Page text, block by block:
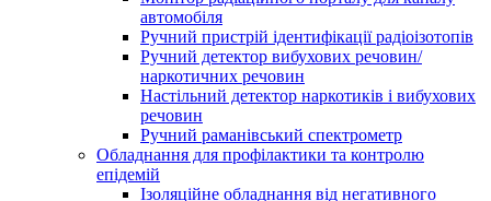
автомобіля
Ручний пристрій ідентифікації радіоізотопів
Ручний детектор вибухових речовин/
наркотичних речовин
Настільний детектор наркотиків і вибухових
речовин
Ручний раманівський спектрометр
Обладнання для профілактики та контролю
епідемій
Ізоляційне обладнання від негативного